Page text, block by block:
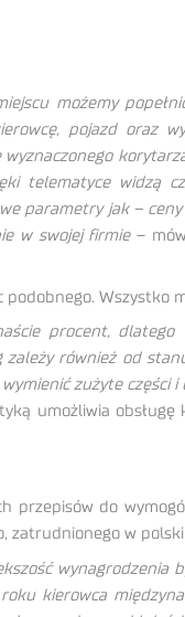
możemy
pojazd oraz
telematyce widzą
parametry jak –
w swojej firmie–
Wszystko
procent,
również od
zużyte części i
umożliwia
przepisów do
zatrudnionego w
wynagrodzenia
kierowca